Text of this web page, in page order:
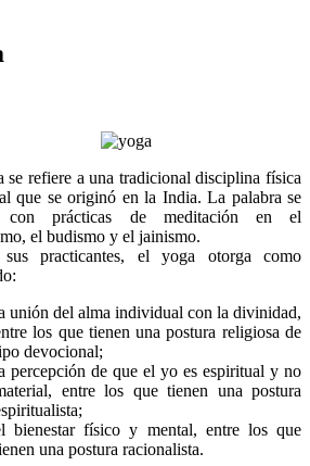
se refiere a una tradicional disciplina física
que se originó en la India. La palabra se
con prácticas de meditación en el
el budismo y el jainismo.
sus practicantes, el yoga otorga como
unión del alma individual con la divinidad,
los que tienen una postura religiosa de
devocional;
percepción de que el yo es espiritual y no
entre los que tienen una postura
bienestar físico y mental, entre los que
una postura racionalista.